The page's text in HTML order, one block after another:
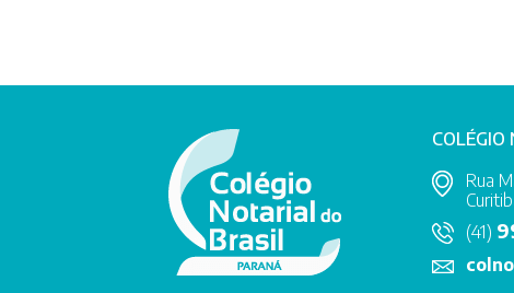
COLÉGIO
Rua
(41)